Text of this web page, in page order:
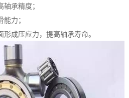
承精度；
力；
成压应力，提高轴承寿命。